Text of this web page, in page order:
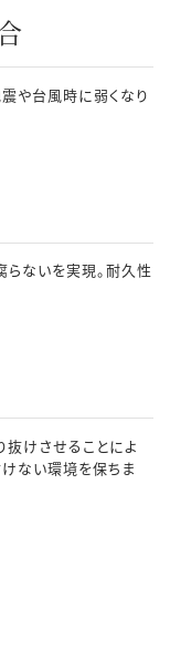
や台風時に弱くなり
らないを実現。耐久性
けさせることによ
ない環境を保ちま